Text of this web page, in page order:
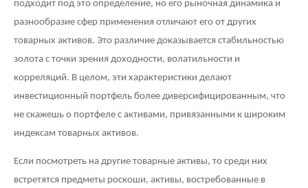
подходит под это определение, но его рыночная динамика и
разнообразие сфер применения отличают его от других
товарных активов. Это различие доказывается стабильностью
золота с точки зрения доходности, волатильности и
корреляций. В целом, эти характеристики делают
инвестиционный портфель более диверсифицированным, что
не скажешь о портфеле с активами, привязанными к широким
индексам товарных активов.
Если посмотреть на другие товарные активы, то среди них
встретятся предметы роскоши, активы, востребованные в